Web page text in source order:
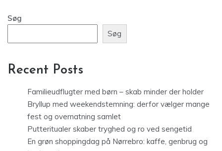
Søg
Familieudflugter med børn – skab minder der holder
Bryllup med weekendstemning: derfor vælger mange
fest og overnatning samlet
Putteritualer skaber tryghed og ro ved sengetid